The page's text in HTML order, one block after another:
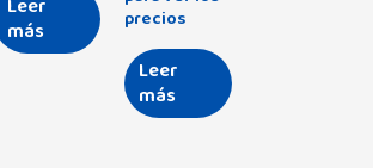
más
precios
Leer
más